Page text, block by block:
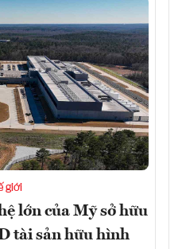
giới
lớn của Mỹ sở hữu
tài sản hữu hình